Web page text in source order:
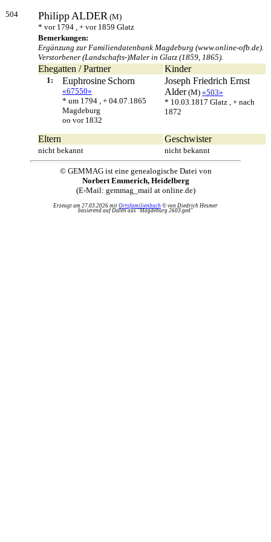
504 PhilippALDER (M)
* vor 1794 , + vor 1859 Glatz
Bemerkungen:
Ergänzung zur Familiendatenbank Magdeburg (www.online-ofb.de).
Verstorbener (Landschafts-)Maler in Glatz (1859, 1865).
Ehegatten / Partner Kinder
1: Euphrosine Schorn
«67550»
* um 1794 , + 04.07.1865
Magdeburg
oo vor 1832
Joseph Friedrich Ernst
Alder(M) «503»
* 10.03.1817 Glatz , + nach
1872
Eltern Geschwister
nicht bekannt nicht bekannt
© GEMMAG ist eine genealogische Datei von
Norbert Emmerich, Heidelberg
(E-Mail: gemmag_mail at online.de)
Erzeugt am 27.03.2026 mit Ortsfamilienbuch © von Diedrich Hesmer
basierend auf Daten aus "Magdeburg 2603.ged"